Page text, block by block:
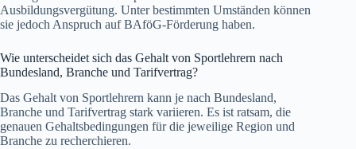
Ausbildungsvergütung. Unter bestimmten Umständen können
sie jedoch Anspruch auf BAföG-Förderung haben.
Wie unterscheidet sich das Gehalt von Sportlehrern nach
Bundesland, Branche und Tarifvertrag?
Das Gehalt von Sportlehrern kann je nach Bundesland,
Branche und Tarifvertrag stark variieren. Es ist ratsam, die
genauen Gehaltsbedingungen für die jeweilige Region und
Branche zu recherchieren.